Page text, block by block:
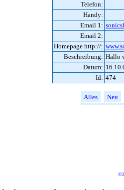
Telefon:
Handy:
Email 1:
Email 2:
Homepage http://:
Beschreibung: Hallo
Datum:
Id: 474
Alles Neu